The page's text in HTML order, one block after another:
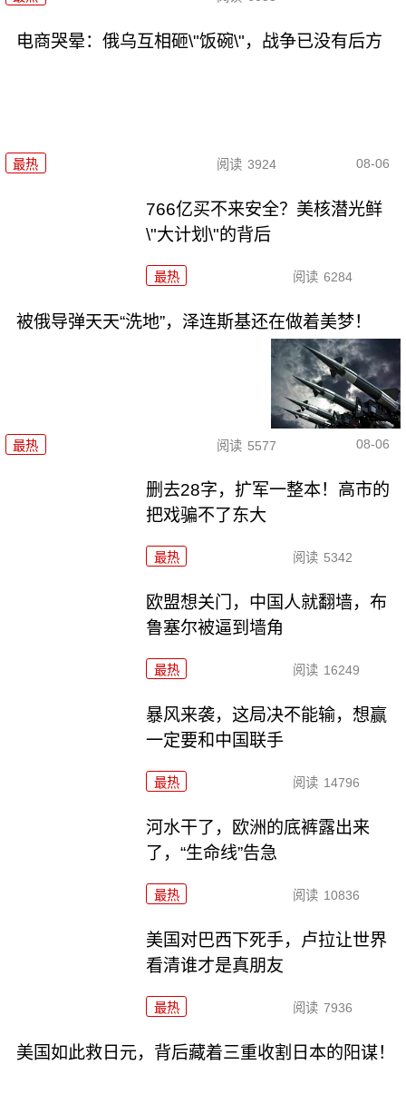
电商哭晕：俄乌互相砸\"饭碗\"，战争已没有后方
最热 阅读 3924 08-06
766亿买不来安全？美核潜光鲜
\"大计划\"的背后
最热 阅读 6284
被俄导弹天天“洗地”，泽连斯基还在做着美梦！
最热 阅读 5577 08-06
删去28字，扩军一整本！高市的
把戏骗不了东大
最热 阅读 5342
欧盟想关门，中国人就翻墙，布
鲁塞尔被逼到墙角
最热 阅读 16249
暴风来袭，这局决不能输，想赢
一定要和中国联手
最热 阅读 14796
河水干了，欧洲的底裤露出来
了，“生命线”告急
最热 阅读 10836
美国对巴西下死手，卢拉让世界
看清谁才是真朋友
最热 阅读 7936
美国如此救日元，背后藏着三重收割日本的阳谋！